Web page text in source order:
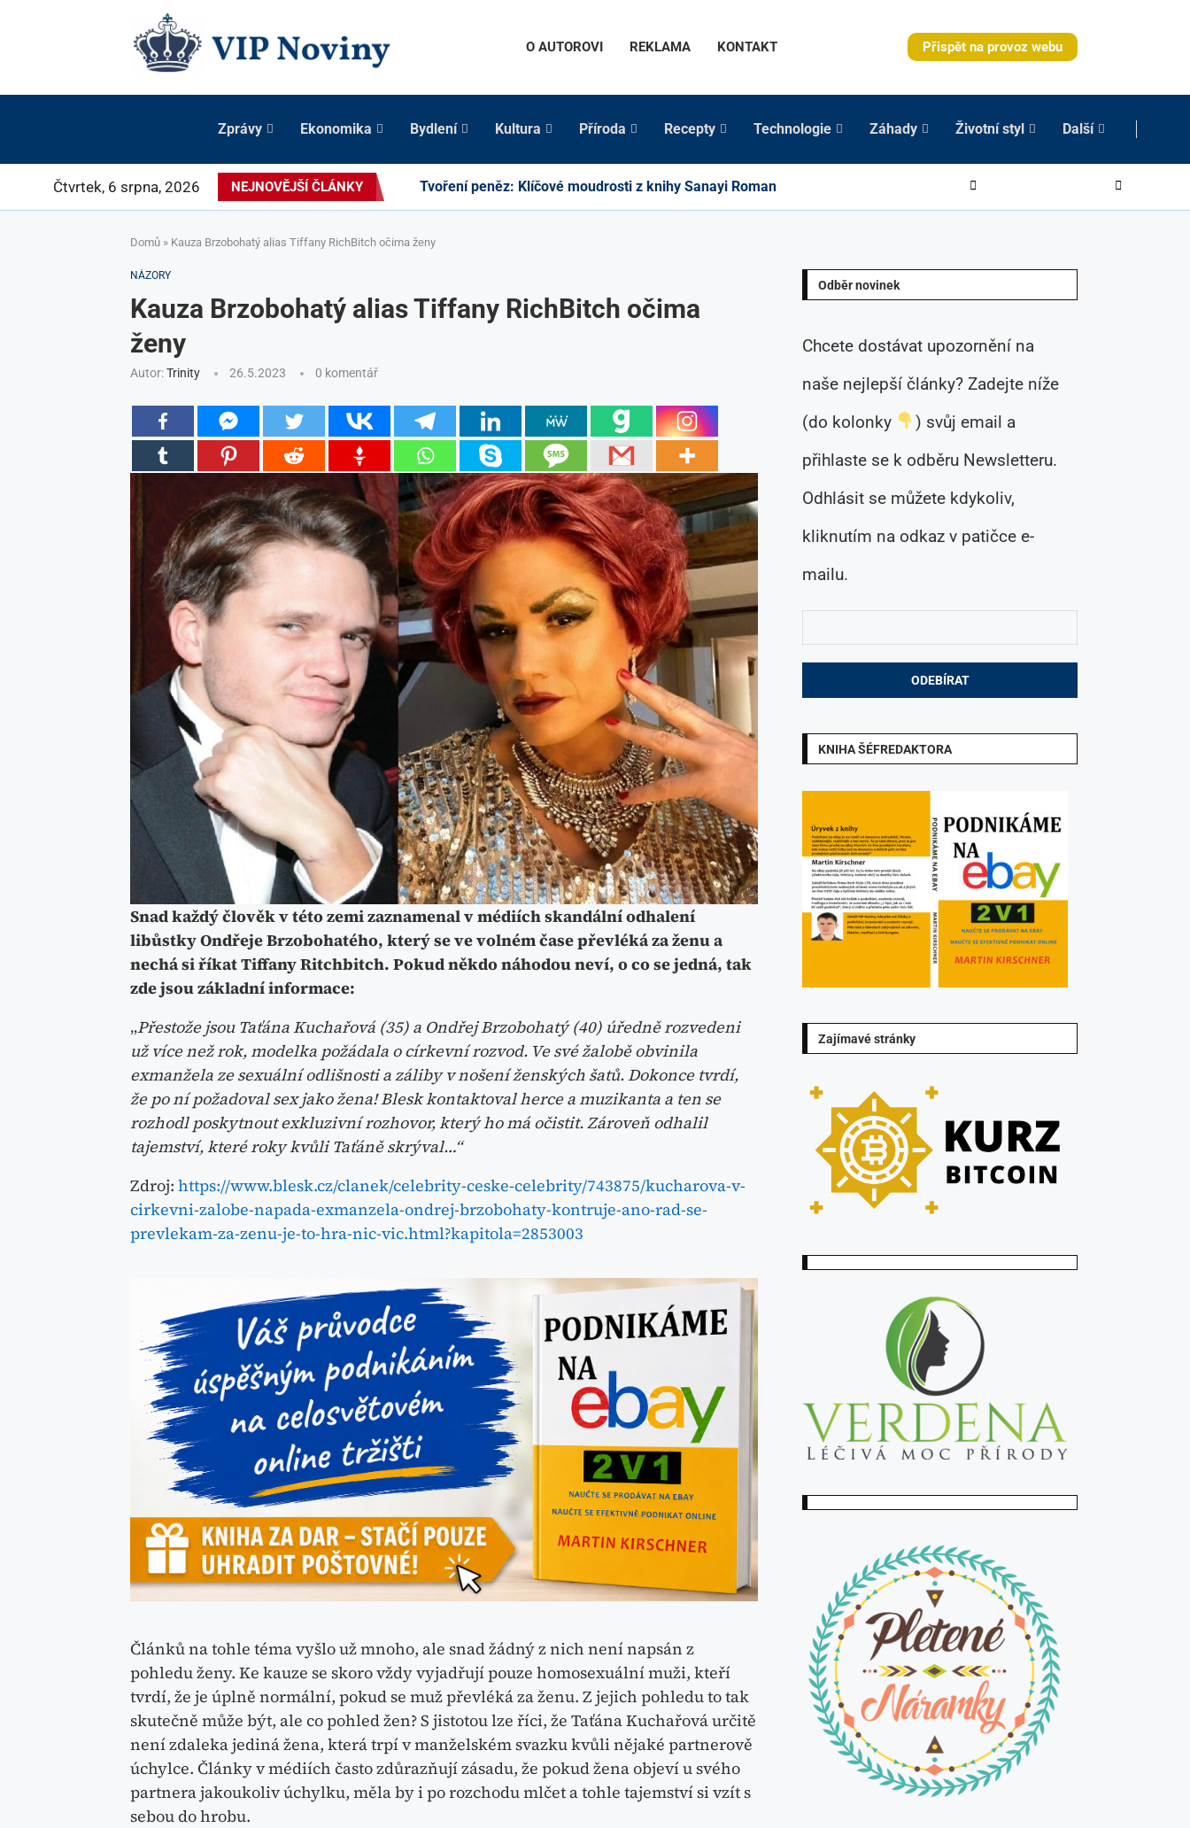
O AUTOROVI REKLAMA KONTAKT Přispět na provoz webu
Zprávy Ekonomika Bydlení Kultura Příroda Recepty Technologie Záhady Životní styl Další
Čtvrtek, 6 srpna, 2026 NEJNOVĚJŠÍ ČLÁNKY Tvoření peněz: Klíčové moudrosti z knihy Sanayi Roman
Domů » Kauza Brzobohatý alias Tiffany RichBitch očima ženy
NÁZORY
Kauza Brzobohatý alias Tiffany RichBitch očima
ženy
Autor:Trinity 26.5.2023 0 komentář
Snad každý člověk v této zemi zaznamenal v médiích skandální odhalení
libůstky Ondřeje Brzobohatého, který se ve volném čase převléká za ženu a
nechá si říkat Tiffany Ritchbitch. Pokud někdo náhodou neví, o co se jedná, tak
zde jsou základní informace:
„Přestože jsou Taťána Kuchařová (35) a Ondřej Brzobohatý (40) úředně rozvedeni
už více než rok, modelka požádala o církevní rozvod. Ve své žalobě obvinila
exmanžela ze sexuální odlišnosti a záliby v nošení ženských šatů. Dokonce tvrdí,
že po ní požadoval sex jako žena! Blesk kontaktoval herce a muzikanta a ten se
rozhodl poskytnout exkluzivní rozhovor, který ho má očistit. Zároveň odhalil
tajemství, které roky kvůli Taťáně skrýval…“
Zdroj: https://www.blesk.cz/clanek/celebrity-ceske-celebrity/743875/kucharova-v-
cirkevni-zalobe-napada-exmanzela-ondrej-brzobohaty-kontruje-ano-rad-se-
prevlekam-za-zenu-je-to-hra-nic-vic.html?kapitola=2853003
Článků na tohle téma vyšlo už mnoho, ale snad žádný z nich není napsán z
pohledu ženy. Ke kauze se skoro vždy vyjadřují pouze homosexuální muži, kteří
tvrdí, že je úplně normální, pokud se muž převléká za ženu. Z jejich pohledu to tak
skutečně může být, ale co pohled žen? S jistotou lze říci, že Taťána Kuchařová určitě
není zdaleka jediná žena, která trpí v manželském svazku kvůli nějaké partnerově
úchylce. Články v médiích často zdůrazňují zásadu, že pokud žena objeví u svého
partnera jakoukoliv úchylku, měla by i po rozchodu mlčet a tohle tajemství si vzít s
sebou do hrobu.
Odběr novinek
Chcete dostávat upozornění na
naše nejlepší články? Zadejte níže
(do kolonky
) svůj email a
přihlaste se k odběru Newsletteru.
Odhlásit se můžete kdykoliv,
kliknutím na odkaz v patičce e-
mailu.
KNIHA ŠÉFREDAKTORA
Zajímavé stránky